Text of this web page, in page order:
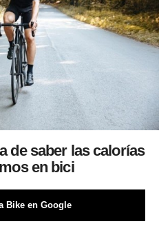
de saber las calorías
en bici
Bike en Google